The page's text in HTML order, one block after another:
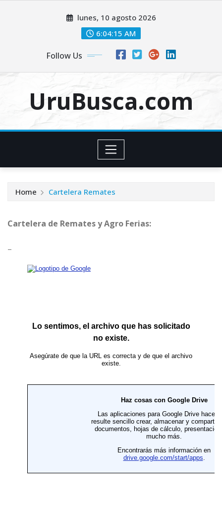
lunes, 10 agosto 2026
6:04:16 AM
Follow Us
UruBusca.com
Home Cartelera Remates
Cartelera de Remates y Agro Ferias:
–